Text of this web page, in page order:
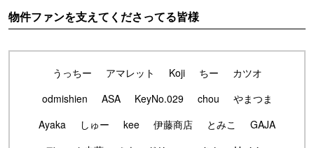
物件ファンを支えてくださってる皆様
うっちー アマレット Koji ちー
カツオ
odmishien
ASA KeyNo.029 chou
やまつま
Ayaka
しゅー kee 伊藤商店 とみこ
GAJA